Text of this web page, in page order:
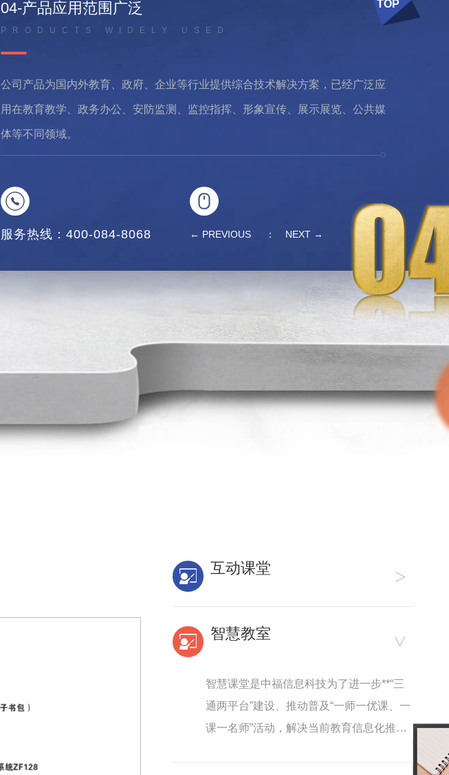
01-专注行业多年， 雄厚
COMPANY STRENGTH
深圳市中福信息科技有限公司是一家集软硬件研发、生产和销售为体，专注于智
慧教育交互应用和物联网及应急处置平台技术研发与应用的高科技公司。
服务热线：400-084-8068 ← PREVIOUS NEXT →
互动课堂
向教学模式，结合多种互动教学工具，实
心设备，配套移动授课终端、人工智能黑
板、智能无线讲台等相关周边产品，增强
了教学展示效果，丰富了教学展示手段，
智慧教室
TOP